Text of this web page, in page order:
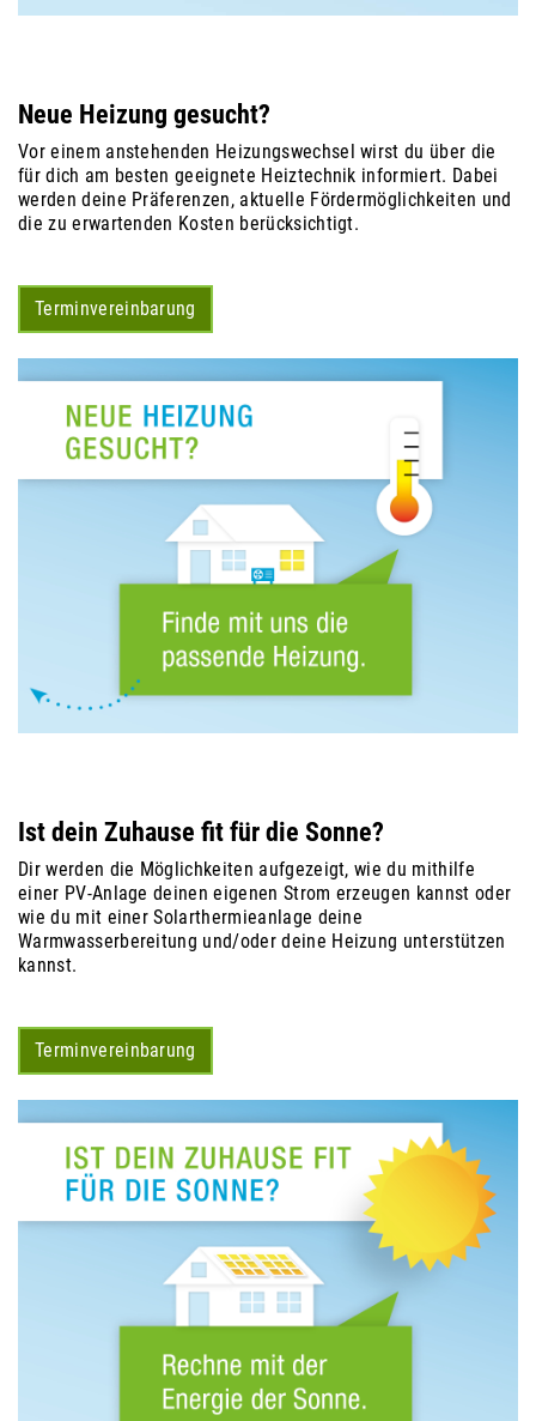
Neue Heizung gesucht?
Vor einem anstehenden Heizungswechsel wirst du über die
für dich am besten geeignete Heiztechnik informiert. Dabei
werden deine Präferenzen, aktuelle Fördermöglichkeiten und
die zu erwartenden Kosten berücksichtigt.
Terminvereinbarung
Ist dein Zuhause fit für die Sonne?
Dir werden die Möglichkeiten aufgezeigt, wie du mithilfe
einer PV-Anlage deinen eigenen Strom erzeugen kannst oder
wie du mit einer Solarthermieanlage deine
Warmwasserbereitung und/oder deine Heizung unterstützen
kannst.
Terminvereinbarung